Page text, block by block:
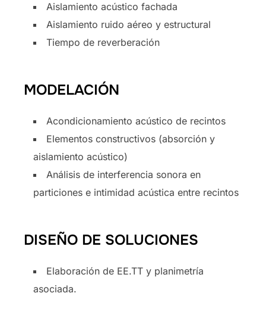
Aislamiento acústico fachada
Aislamiento ruido aéreo y estructural
Tiempo de reverberación
MODELACIÓN
Acondicionamiento acústico de recintos
Elementos constructivos (absorción y
aislamiento acústico)
Análisis de interferencia sonora en
particiones e intimidad acústica entre recintos
DISEÑO DE SOLUCIONES
Elaboración de EE.TT y planimetría
asociada.